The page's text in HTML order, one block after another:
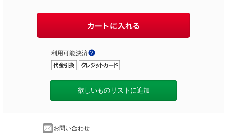
利用可能決済
欲しいものリストに追加
お問い合わせ